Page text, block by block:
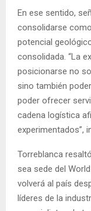
En ese sentido,
consolidarse
potencial
consolidada. “La
posicionarse no
sino también
poder ofrecer
cadena logística
experimentados”,
Torreblanca
sea sede del
volverá al país
líderes de la